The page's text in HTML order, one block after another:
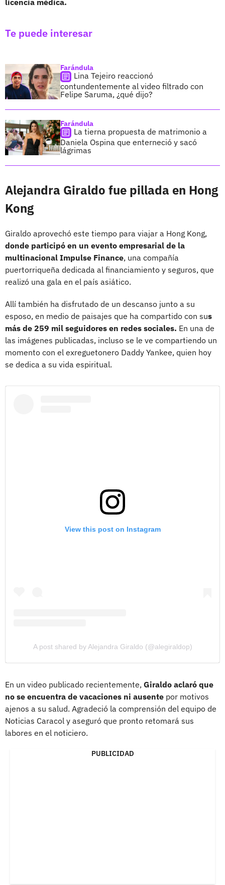
Te puede interesar
Farándula
Lina Tejeiro reaccionó
contundentemente al video filtrado con
Felipe Saruma, ¿qué dijo?
Farándula
La tierna propuesta de matrimonio a
Daniela Ospina que enterneció y sacó
lágrimas
Alejandra Giraldo fue pillada en Hong
Kong
Giraldo aprovechó este tiempo para viajar a Hong Kong,
donde participó en un evento empresarial de la
multinacional Impulse Finance, una compañía
puertorriqueña dedicada al financiamiento y seguros, que
realizó una gala en el país asiático.
Allí también ha disfrutado de un descanso junto a su
esposo, en medio de paisajes que ha compartido con sus
más de 259 mil seguidores en redes sociales. En una de
las imágenes publicadas, incluso se le ve compartiendo un
momento con el exreguetonero Daddy Yankee, quien hoy
se dedica a su vida espiritual.
View this post on Instagram
A post shared by Alejandra Giraldo (@alegiraldop)
En un video publicado recientemente, Giraldo aclaró que
no se encuentra de vacaciones ni ausente por motivos
ajenos a su salud. Agradeció la comprensión del equipo de
Noticias Caracol y aseguró que pronto retomará sus
labores en el noticiero.
PUBLICIDAD